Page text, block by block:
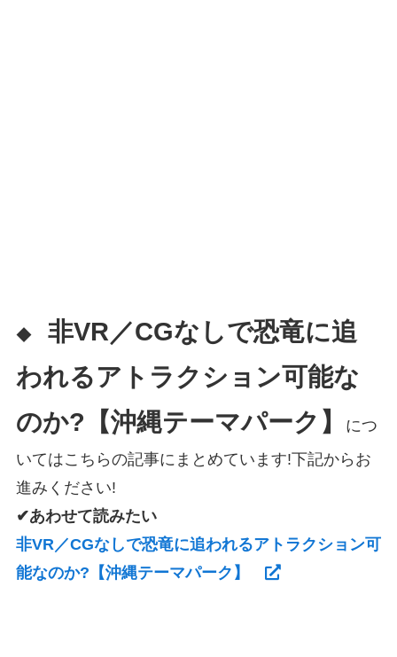
◆ 非VR／CGなしで恐竜に追
われるアトラクション可能な
のか?【沖縄テーマパーク】
につ
いてはこちらの記事にまとめています!下記からお
進みください!
✔あわせて読みたい
非VR／CGなしで恐竜に追われるアトラクション可
能なのか?【沖縄テーマパーク】